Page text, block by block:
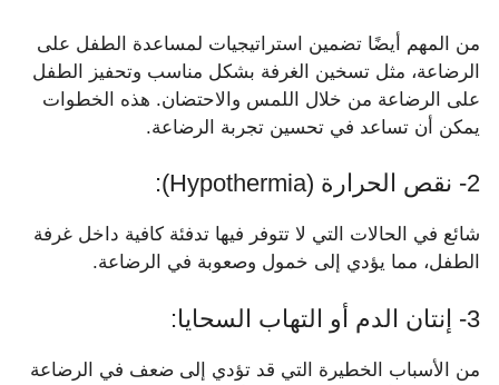
من المهم أيضًا تضمين استراتيجيات لمساعدة الطفل على
الرضاعة، مثل تسخين الغرفة بشكل مناسب وتحفيز الطفل
على الرضاعة من خلال اللمس والاحتضان. هذه الخطوات
يمكن أن تساعد في تحسين تجربة الرضاعة.
2- نقص الحرارة (Hypothermia):
شائع في الحالات التي لا تتوفر فيها تدفئة كافية داخل غرفة
الطفل، مما يؤدي إلى خمول وصعوبة في الرضاعة.
3- إنتان الدم أو التهاب السحايا:
من الأسباب الخطيرة التي قد تؤدي إلى ضعف في الرضاعة